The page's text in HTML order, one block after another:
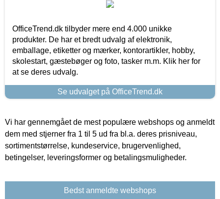
OfficeTrend.dk tilbyder mere end 4.000 unikke
produkter. De har et bredt udvalg af elektronik,
emballage, etiketter og mærker, kontorartikler, hobby,
skolestart, gæstebøger og foto, tasker m.m. Klik her for
at se deres udvalg.
Se udvalget på OfficeTrend.dk
Vi har gennemgået de mest populære webshops og anmeldt
dem med stjerner fra 1 til 5 ud fra bl.a. deres prisniveau,
sortimentstørrelse, kundeservice, brugervenlighed,
betingelser, leveringsformer og betalingsmuligheder.
Bedst anmeldte webshops